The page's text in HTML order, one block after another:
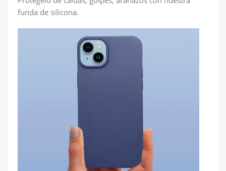
funda de silicona.